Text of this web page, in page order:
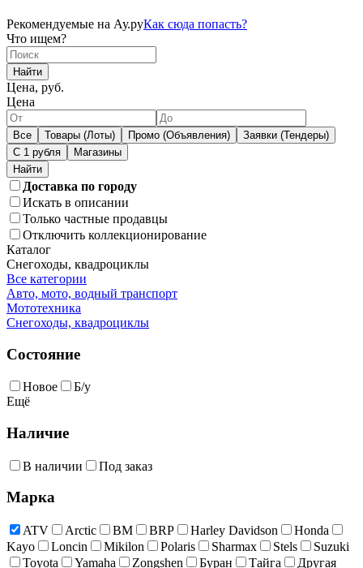
Рекомендуемые на Ау.руКак сюда попасть?
Что ищем?
Найти
Цена, руб.
Цена
Все Товары (Лоты) Промо (Объявления)
Заявки (Тендеры)
С 1 рубля
Магазины
Доставка по городу
Искать в описании
Только частные продавцы
Отключить коллекционирование
Каталог
Снегоходы, квадроциклы
Все категории
Авто, мото, водный транспорт
Мототехника
Снегоходы, квадроциклы
Состояние
Новое
Б/у
Ещё
Наличие
В наличии Под заказ
Марка
ATV Arctic BM BRP Harley Davidson
Honda
Kayo
Loncin Mikilon Polaris Sharmax Stels
Suzuki
Toyota
Yamaha Zongshen Буран Тайга Другая